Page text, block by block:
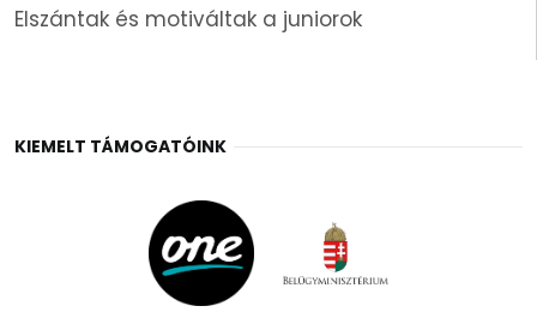
Elszántak és motiváltak a juniorok
KIEMELT TÁMOGATÓINK